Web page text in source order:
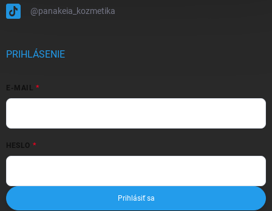
@panakeia_kozmetika
PRIHLÁSENIE
E-MAIL
HESLO
Prihlásiť sa